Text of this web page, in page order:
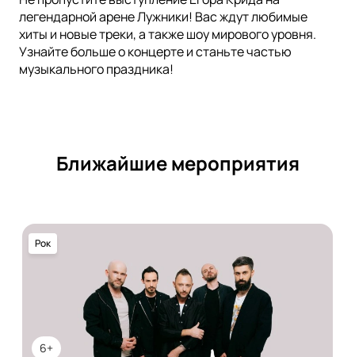
легендарной арене Лужники! Вас ждут любимые
хиты и новые треки, а также шоу мирового уровня.
Узнайте больше о концерте и станьте частью
музыкального праздника!
Ближайшие мероприятия
6+
Рок